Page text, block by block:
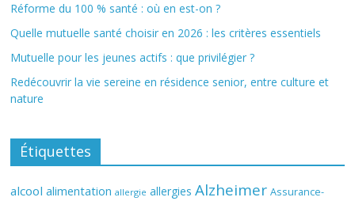
Réforme du 100 % santé : où en est-on ?
Quelle mutuelle santé choisir en 2026 : les critères essentiels
Mutuelle pour les jeunes actifs : que privilégier ?
Redécouvrir la vie sereine en résidence senior, entre culture et
nature
Étiquettes
alcool alimentation allergie allergies Alzheimer Assurance-